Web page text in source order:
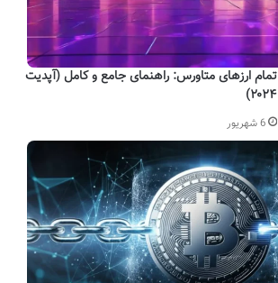
تمام ارزهای متاورس: راهنمای جامع و کامل (آپدیت
۲۰۲۴)
6 شهریور